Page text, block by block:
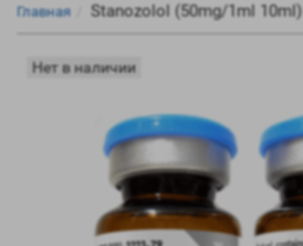
Главная Stanozolol (50mg/1ml
Нет в наличии